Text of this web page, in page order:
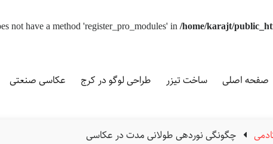
not have a method 'register_pro_modules' in/home/karajt/
صفحه اصلی ساخت تیزر طراحی لوگو در کرج عکاسی صنعتی
چگونگی نوردهی طولانی مدت در عکاسی